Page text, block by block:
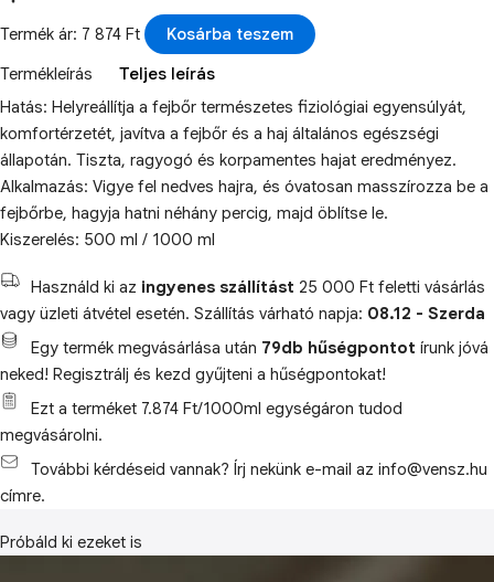
Termék ár: 7 874 Ft
Kosárba teszem
Termékleírás
Teljes leírás
Hatás: Helyreállítja a fejbőr természetes fiziológiai egyensúlyát,
komfortérzetét, javítva a fejbőr és a haj általános egészségi
állapotán. Tiszta, ragyogó és korpamentes hajat eredményez.
Alkalmazás: Vigye fel nedves hajra, és óvatosan masszírozza be a
fejbőrbe, hagyja hatni néhány percig, majd öblítse le.
Kiszerelés: 500 ml / 1000 ml
Használd ki az ingyenes szállítást 25 000 Ft feletti vásárlás
vagy üzleti átvétel esetén. Szállítás várható napja: 08.12 - Szerda
Egy termék megvásárlása után 79db hűségpontot írunk jóvá
neked! Regisztrálj és kezd gyűjteni a hűségpontokat!
Ezt a terméket 7.874 Ft/1000ml egységáron tudod
megvásárolni.
További kérdéseid vannak? Írj nekünk e-mail az info@vensz.hu
címre.
Próbáld ki ezeket is